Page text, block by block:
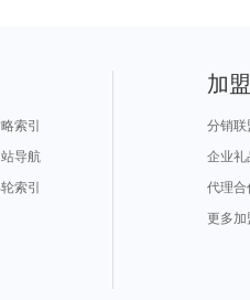
索引
站导航
索引
加
分销联
企业礼
代理合
更多加